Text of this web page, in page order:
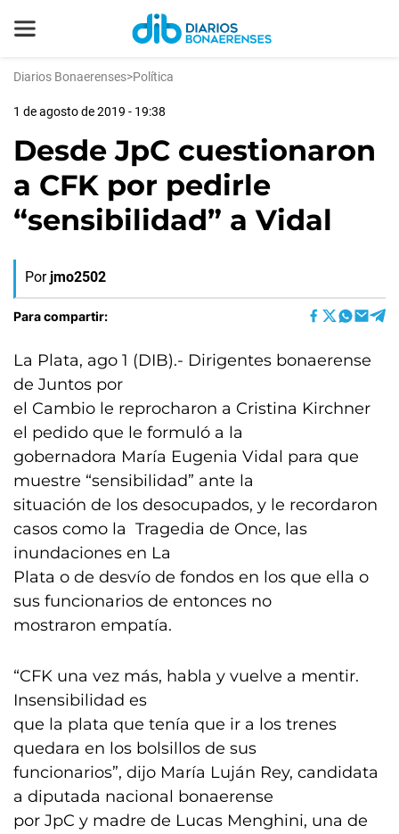
Diarios Bonaerenses>Política
1 de agosto de 2019 - 19:38
Desde JpC cuestionaron
a CFK por pedirle
“sensibilidad” a Vidal
Por jmo2502
Para compartir:
La Plata, ago 1 (DIB).- Dirigentes bonaerense
de Juntos por
el Cambio le reprocharon a Cristina Kirchner
el pedido que le formuló a la
gobernadora María Eugenia Vidal para que
muestre “sensibilidad” ante la
situación de los desocupados, y le recordaron
casos como la Tragedia de Once, las
inundaciones en La
Plata o de desvío de fondos en los que ella o
sus funcionarios de entonces no
mostraron empatía.
“CFK una vez más, habla y vuelve a mentir.
Insensibilidad es
que la plata que tenía que ir a los trenes
quedara en los bolsillos de sus
funcionarios”, dijo María Luján Rey, candidata
a diputada nacional bonaerense
por JpC y madre de Lucas Menghini, una de